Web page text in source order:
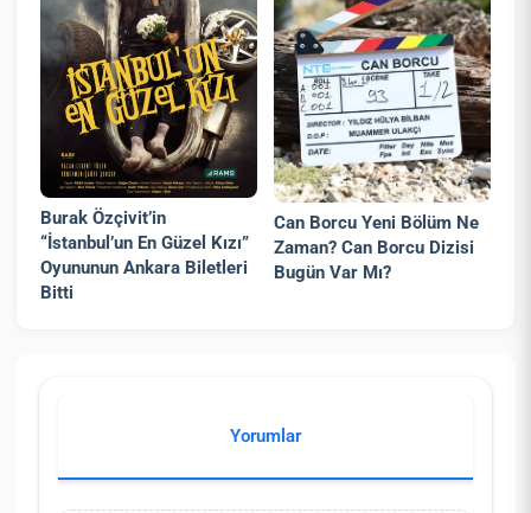
Burak Özçivit’in
“İstanbul’un En Güzel Kızı”
Oyununun Ankara Biletleri
Bitti
Can Borcu Yeni Bölüm Ne
Zaman? Can Borcu Dizisi
Bugün Var Mı?
Yorumlar